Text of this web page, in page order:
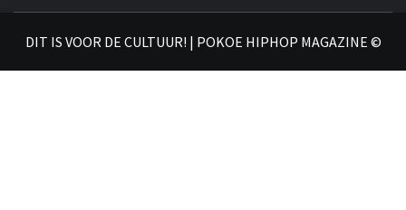
DIT IS VOOR DE CULTUUR! | POKOE HIPHOP MAGAZINE ©